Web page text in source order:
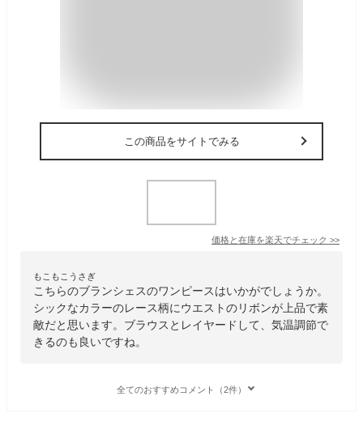
この商品をサイトでみる
価格と在庫を楽天でチェック >>
もこもこうさぎ
こちらのブランシェスのワンピースはいかがでしょうか。
シックなカラーのレース柄にウエストのリボンが上品で素
敵だと思います。ブラウスとレイヤードして、気温調節で
きるのも良いですね。
全てのおすすめコメント（2件）